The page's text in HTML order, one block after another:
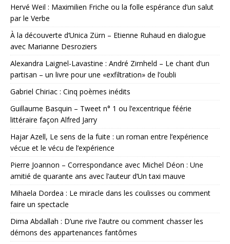
Hervé Weil : Maximilien Friche ou la folle espérance d’un salut
par le Verbe
À la découverte d’Unica Zürn – Etienne Ruhaud en dialogue
avec Marianne Desroziers
Alexandra Laignel-Lavastine : André Zirnheld – Le chant d’un
partisan – un livre pour une «exfiltration» de l’oubli
Gabriel Chiriac : Cinq poèmes inédits
Guillaume Basquin – Tweet n° 1 ou l’excentrique féérie
littéraire façon Alfred Jarry
Hajar Azell, Le sens de la fuite : un roman entre l’expérience
vécue et le vécu de l’expérience
Pierre Joannon – Correspondance avec Michel Déon : Une
amitié de quarante ans avec l’auteur d’Un taxi mauve
Mihaela Dordea : Le miracle dans les coulisses ou comment
faire un spectacle
Dima Abdallah : D’une rive l’autre ou comment chasser les
démons des appartenances fantômes